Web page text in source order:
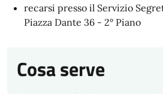
recarsi presso il Servizio
Piazza Dante 36 - 2° Piano
Cosa serve